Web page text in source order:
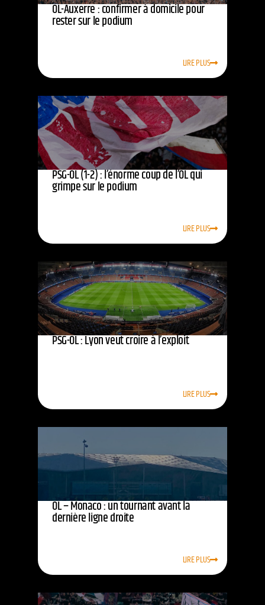
OL-Auxerre : confirmer à domicile pour
rester sur le podium
LIRE PLUS
PSG-OL (1-2) : l’énorme coup de l’OL qui
grimpe sur le podium
LIRE PLUS
PSG-OL : Lyon veut croire à l’exploit
LIRE PLUS
OL – Monaco : un tournant avant la
dernière ligne droite
LIRE PLUS